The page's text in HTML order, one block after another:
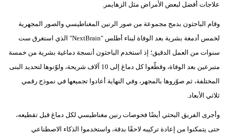
فيديو
سيارات
علاجات أفضل لبعض الأمراض مثل الزهايمر.
وقام الباحثون بدمج مجموعة من صور الرنين المغناطيسي والصور المجهرية
لخمس أدمغة بشرية بعد الوفاة لبناء أطلس "NextBrain" الذي استغرق ست
سنوات من العمل الدقيق؛ إذ استخدم الباحثون أنسجة دماغية بشرية من خمسة
متبرعين بعد الوفاة، وقطّعوا كل دماغ إلى 10 آلاف شريحة، ولوّنوها لتحديد البنى
المختلفة، ثم صوّروها بالمجهر، وفي النهاية أعادوا تجميعها في نموذج رقمي
ثلاثي الأبعاد.
وأجرى الفريق البحثي أيضًا فحوصات رنين مغناطيسي لكل دماغ قبل تقطيعه،
حتى يتمكنوا من إعادة تركيبه لاحقًا بدقة، واستخدموا الذكاء الاصطناعي